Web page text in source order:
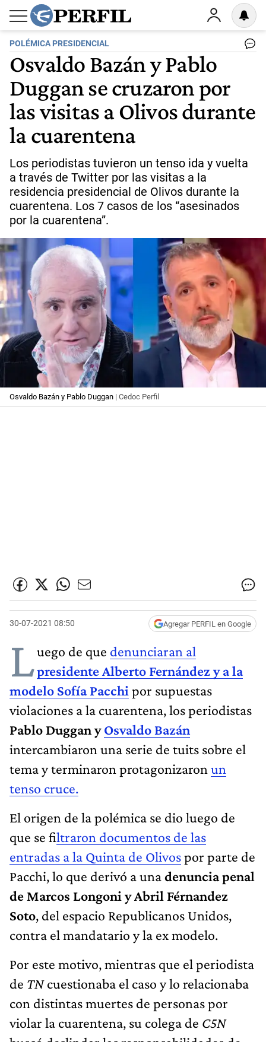
POLÉMICA PRESIDENCIAL
Osvaldo Bazán y Pablo
Duggan se cruzaron por
las visitas a Olivos durante
la cuarentena
Los periodistas tuvieron un tenso ida y vuelta
a través de Twitter por las visitas a la
residencia presidencial de Olivos durante la
cuarentena. Los 7 casos de los “asesinados
por la cuarentena”.
Osvaldo Bazán y Pablo Duggan | Cedoc Perfil
30-07-2021 08:50 Agregar PERFIL en Google
Luego de que denunciaran al
presidente Alberto Fernández y a la
modelo Sofía Pacchi por supuestas
violaciones a la cuarentena, los periodistas
Pablo Duggan yOsvaldo Bazán
intercambiaron una serie de tuits sobre el
tema y terminaron protagonizaron un
tenso cruce.
El origen de la polémica se dio luego de
que se filtraron documentos de las
entradas a la Quinta de Olivospor parte de
Pacchi, lo que derivó a unadenuncia penal
de Marcos Longoni y Abril Férnandez
Soto, del espacio Republicanos Unidos,
contra el mandatario y la ex modelo.
Por este motivo, mientras que el periodista
de TNcuestionaba el caso y lo relacionaba
con distintas muertes de personas por
violar la cuarentena, su colega de C5N